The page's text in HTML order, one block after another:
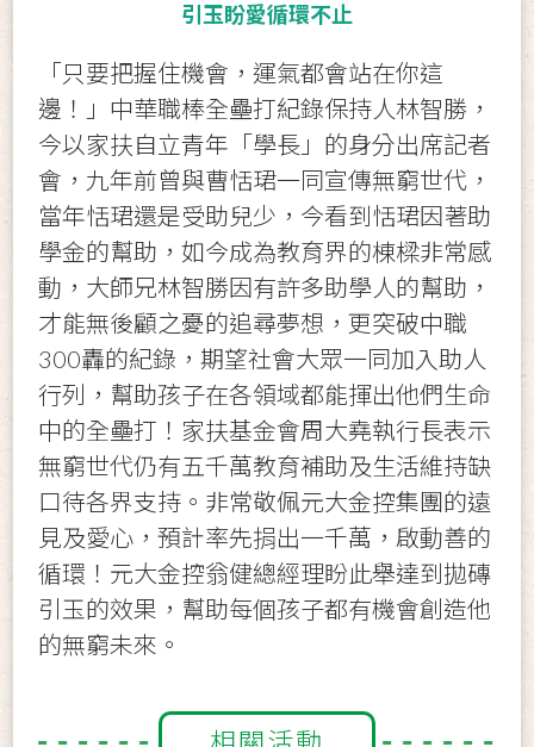
引玉盼愛循環不止
「只要把握住機會，運氣都會站在你這
邊！」中華職棒全壘打紀錄保持人林智勝，
今以家扶自立青年「學長」的身分出席記者
會，九年前曾與曹恬珺一同宣傳無窮世代，
當年恬珺還是受助兒少，今看到恬珺因著助
學金的幫助，如今成為教育界的棟樑非常感
動，大師兄林智勝因有許多助學人的幫助，
才能無後顧之憂的追尋夢想，更突破中職
300轟的紀錄，期望社會大眾一同加入助人
行列，幫助孩子在各領域都能揮出他們生命
中的全壘打！家扶基金會周大堯執行長表示
無窮世代仍有五千萬教育補助及生活維持缺
口待各界支持。非常敬佩元大金控集團的遠
見及愛心，預計率先捐出一千萬，啟動善的
循環！元大金控翁健總經理盼此舉達到拋磚
引玉的效果，幫助每個孩子都有機會創造他
的無窮未來。